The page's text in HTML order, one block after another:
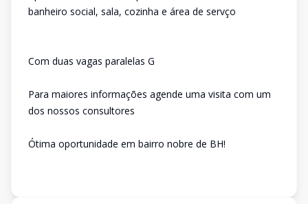
banheiro social, sala, cozinha e área de servço
Com duas vagas paralelas G
Para maiores informações agende uma visita com um
dos nossos consultores
Ótima oportunidade em bairro nobre de BH!